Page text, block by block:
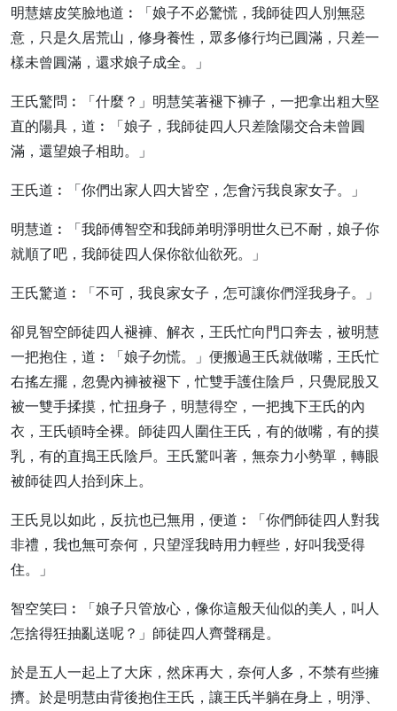
明慧嬉皮笑臉地道︰「娘子不必驚慌，我師徒四人別無惡
意，只是久居荒山，修身養性，眾多修行均已圓滿，只差一
樣未曾圓滿，還求娘子成全。」
王氏驚問︰「什麼？」明慧笑著褪下褲子，一把拿出粗大堅
直的陽具，道︰「娘子，我師徒四人只差陰陽交合未曾圓
滿，還望娘子相助。」
王氏道︰「你們出家人四大皆空，怎會污我良家女子。」
明慧道︰「我師傅智空和我師弟明淨明世久已不耐，娘子你
就順了吧，我師徒四人保你欲仙欲死。」
王氏驚道︰「不可，我良家女子，怎可讓你們淫我身子。」
卻見智空師徒四人褪褲、解衣，王氏忙向門口奔去，被明慧
一把抱住，道︰「娘子勿慌。」便搬過王氏就做嘴，王氏忙
右搖左擺，忽覺內褲被褪下，忙雙手護住陰戶，只覺屁股又
被一雙手揉摸，忙扭身子，明慧得空，一把拽下王氏的內
衣，王氏頓時全裸。師徒四人圍住王氏，有的做嘴，有的摸
乳，有的直搗王氏陰戶。王氏驚叫著，無奈力小勢單，轉眼
被師徒四人抬到床上。
王氏見以如此，反抗也已無用，便道︰「你們師徒四人對我
非禮，我也無可奈何，只望淫我時用力輕些，好叫我受得
住。」
智空笑曰︰「娘子只管放心，像你這般天仙似的美人，叫人
怎捨得狂抽亂送呢？」師徒四人齊聲稱是。
於是五人一起上了大床，然床再大，奈何人多，不禁有些擁
擠。於是明慧由背後抱住王氏，讓王氏半躺在身上，明淨、